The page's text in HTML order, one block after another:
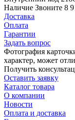
Наличие Звоните 8
Доставка
Оплата
Гарантии
Задать вопрос
Фотография
характер, может
Получить
Оставить заявку
Каталог товара
О компании
Новости
Оплата и доставка